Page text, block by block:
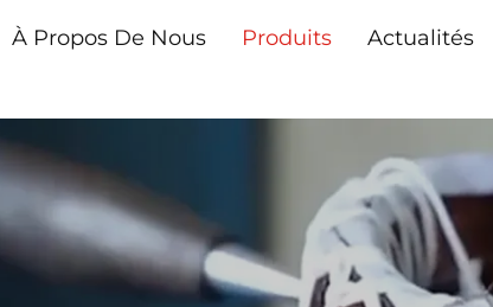
À Propos De Nous Produits
Actualités